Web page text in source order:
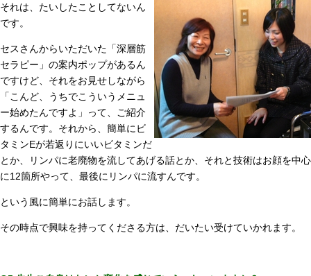
それは、たいしたことしてないん
です。
セスさんからいただいた「深層筋
セラピー」の案内ポップがあるん
ですけど、それをお見せしながら
「こんど、うちでこういうメニュ
ー始めたんですよ」って、ご紹介
するんです。それから、簡単にビ
タミンEが若返りにいいビタミンだ
とか、リンパに老廃物を流してあげる話とか、それと技術はお顔を中心
に12箇所やって、最後にリンパに流すんです。
という風に簡単にお話します。
その時点で興味を持ってくださる方は、だいたい受けていかれます。